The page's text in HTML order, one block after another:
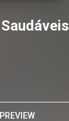
PREVIEW